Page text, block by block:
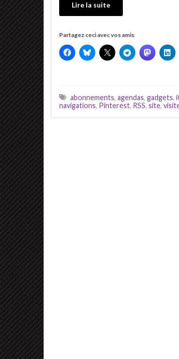
Lire la suite
Partagez ceci avec vos amis
abonnements, agendas, gadgets,
navigations, Pinterest, RSS, site,